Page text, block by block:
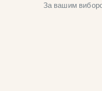
За вашим